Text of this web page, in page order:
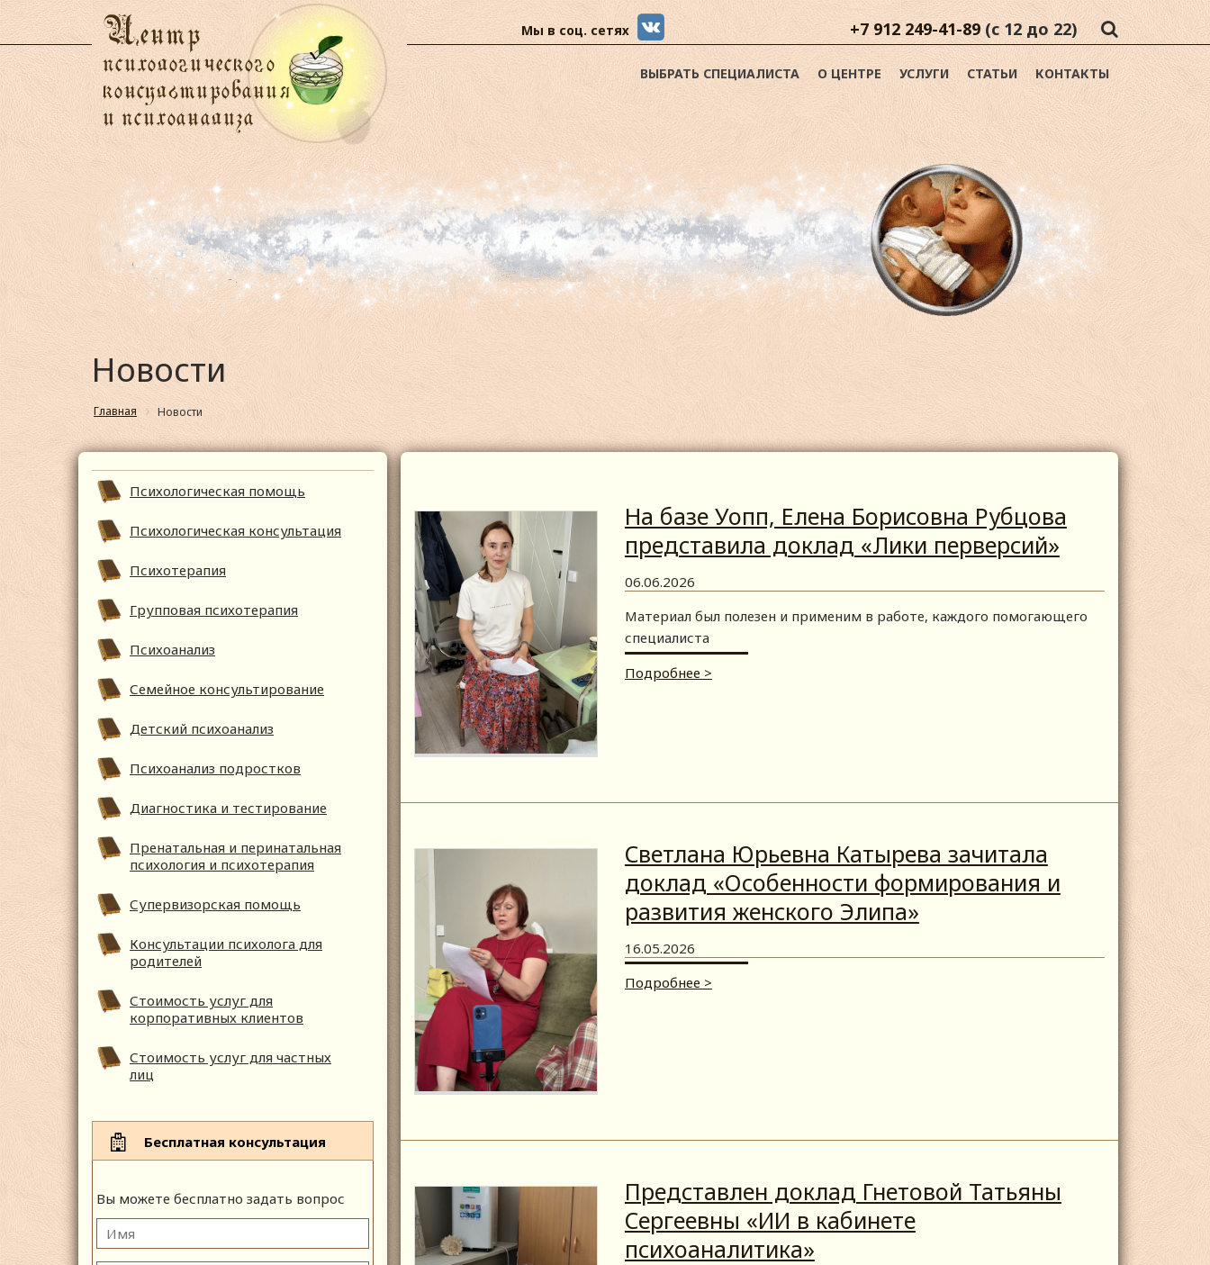
Мы в соц. сетях +7 912 249-41-89 (с 12 до 22)
ВЫБРАТЬ СПЕЦИАЛИСТА О ЦЕНТРЕ УСЛУГИ СТАТЬИ КОНТАКТЫ
Новости
Главная Новости
Психологическая помощь
Психологическая консультация
Психотерапия
Групповая психотерапия
Психоанализ
Семейное консультирование
Детский психоанализ
Психоанализ подростков
Диагностика и тестирование
Пренатальная и перинатальная
психология и психотерапия
Супервизорская помощь
Консультации психолога для
родителей
Стоимость услуг для
корпоративных клиентов
Стоимость услуг для частных
лиц
Бесплатная консультация
Вы можете бесплатно задать вопрос
На базе Уопп, Елена Борисовна Рубцова
представила доклад «Лики перверсий»
06.06.2026
Материал был полезен и применим в работе, каждого помогающего
специалиста
Подробнее >
Светлана Юрьевна Катырева зачитала
доклад «Особенности формирования и
развития женского Элипа»
16.05.2026
Подробнее >
Представлен доклад Гнетовой Татьяны
Сергеевны «ИИ в кабинете
психоаналитика»